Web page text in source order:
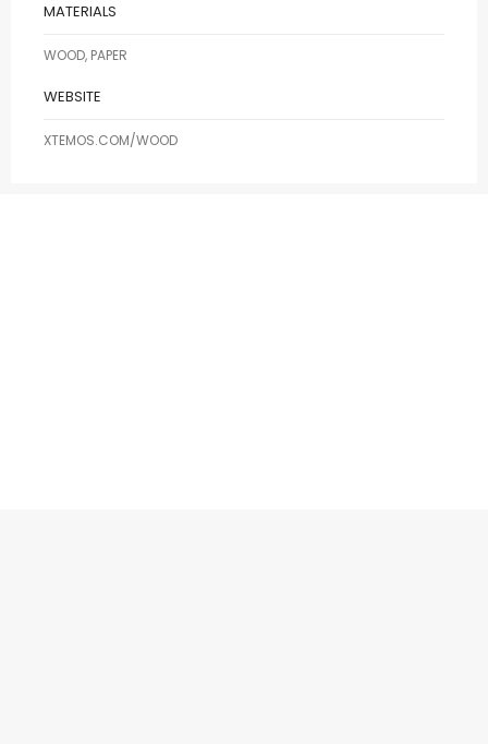
MATERIALS
WOOD, PAPER
WEBSITE
XTEMOS.COM/WOOD